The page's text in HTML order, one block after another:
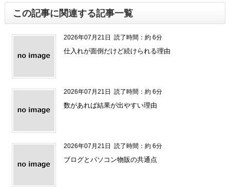
この記事に関連する記事一覧
2026年07月21日 読了時間：約 6分
仕入れが面倒だけど続けられる理由
2026年07月21日 読了時間：約 6分
数があれば結果が出やすい理由
2026年07月21日 読了時間：約 6分
ブログとパソコン物販の共通点